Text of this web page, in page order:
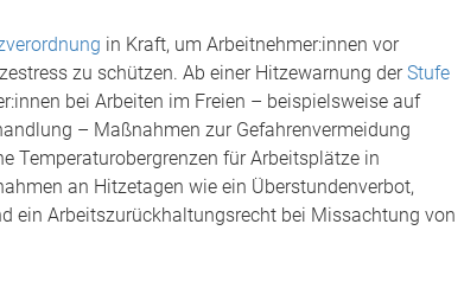
in Kraft, um Arbeitnehmer:innen vor
zu schützen. Ab einer Hitzewarnung derStufe
bei Arbeiten im Freien – beispielsweise auf
– Maßnahmen zur Gefahrenvermeidung
Temperaturobergrenzen für Arbeitsplätze in
an Hitzetagen wie ein Überstundenverbot,
ein Arbeitszurückhaltungsrecht bei Missachtung von